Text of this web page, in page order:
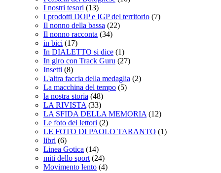
I nostri tesori (13)
I prodotti DOP e IGP del territorio (7)
Il nonno della bassa (22)
Il nonno racconta (34)
in bici (17)
In DIALETTO si dice (1)
In giro con Track Guru (27)
Insetti (8)
L'altra faccia della medaglia (2)
La macchina del tempo (5)
la nostra storia (48)
LA RIVISTA (33)
LA SFIDA DELLA MEMORIA (12)
Le foto dei lettori (2)
LE FOTO DI PAOLO TARANTO (1)
libri (6)
Linea Gotica (14)
miti dello sport (24)
Movimento lento (4)